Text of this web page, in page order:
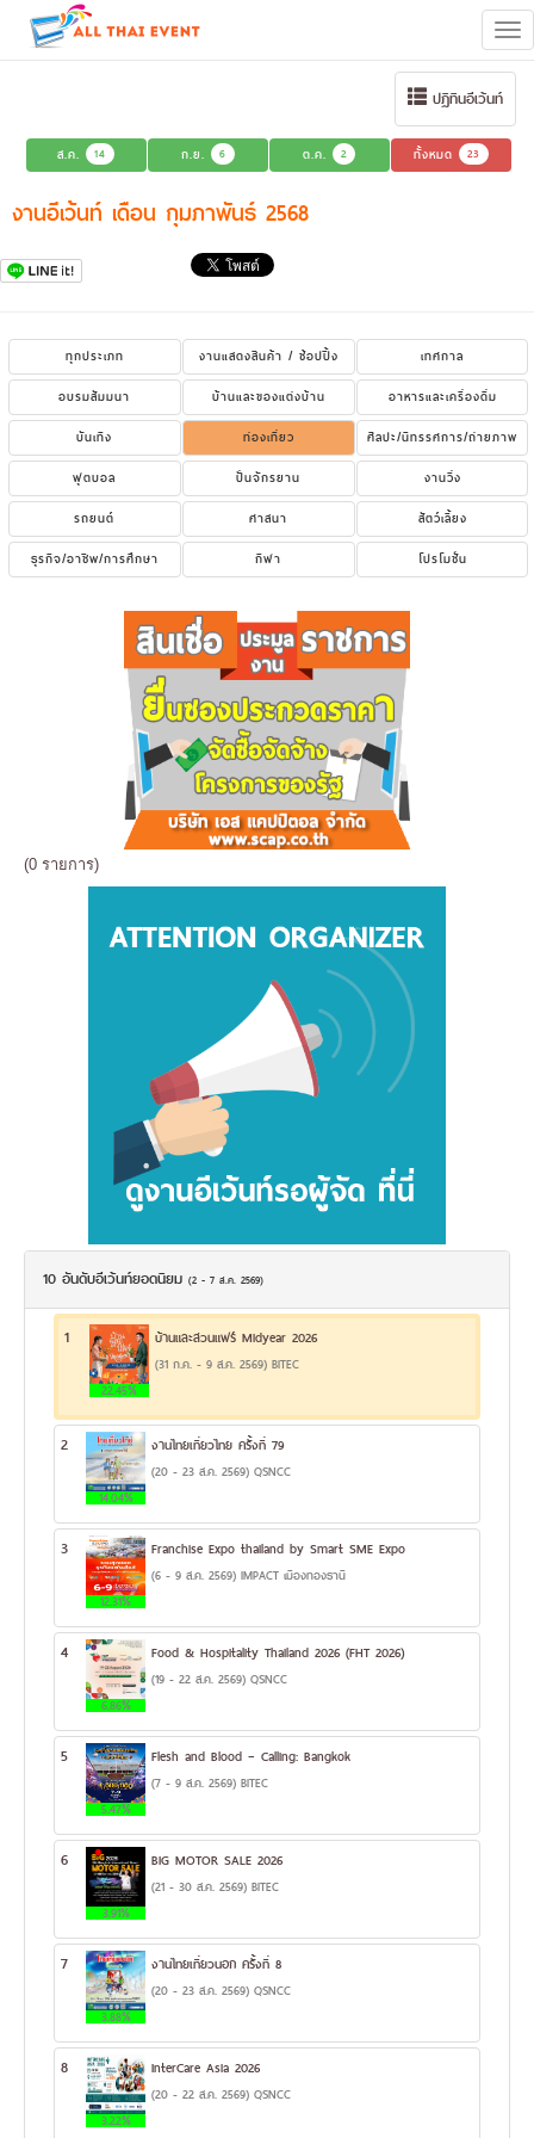
ปฏิทินอีเว้นท์
ส.ค. 14 ก.ย. 6 ต.ค. 2 ทั้งหมด 23
งานอีเว้นท์ เดือน กุมภาพันธ์ 2568
ทุกประเภท งานแสดงสินค้า / ช้อปปิ้ง
เทศกาล
อบรมสัมมนา
บ้านและของแต่งบ้าน
อาหารและเครื่องดื่ม
บันเทิง
ท่องเที่ยว
ศิลปะ/นิทรรศการ/ถ่ายภาพ
ฟุตบอล
ปั่นจักรยาน
งานวิ่ง
รถยนต์
ศาสนา
สัตว์เลี้ยง
ธุรกิจ/อาชีพ/การศึกษา
กีฬา โปรโมชั่น
(0 รายการ)
10 อันดับอีเว้นท์ยอดนิยม (2 - 7 ส.ค. 2569)
1
22.45%
บ้านและสวนแฟร์ Midyear 2026
(31 ก.ค. - 9 ส.ค. 2569) BITEC
2
14.04%
งานไทยเที่ยวไทย ครั้งที่ 79
(20 - 23 ส.ค. 2569) QSNCC
3
12.31%
Franchise Expo thailand by Smart SME Expo
(6 - 9 ส.ค. 2569) IMPACT เมืองทองธานี
4
6.86%
Food & Hospitality Thailand 2026 (FHT 2026)
(19 - 22 ส.ค. 2569) QSNCC
5
5.47%
Flesh and Blood – Calling: Bangkok
(7 - 9 ส.ค. 2569) BITEC
6
3.91%
BIG MOTOR SALE 2026
(21 - 30 ส.ค. 2569) BITEC
7
3.88%
งานไทยเที่ยวนอก ครั้งที่ 8
(20 - 23 ส.ค. 2569) QSNCC
8
3.22%
InterCare Asia 2026
(20 - 22 ส.ค. 2569) QSNCC